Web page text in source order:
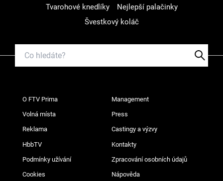
Tvarohové knedlíky
Nejlepší palačinky
Švestkový koláč
O FTV Prima Management
Volná místa Press
Reklama Castingy a výzvy
HbbTV Kontakty
Podmínky užívání Zpracování osobních údajů
Cookies Nápověda